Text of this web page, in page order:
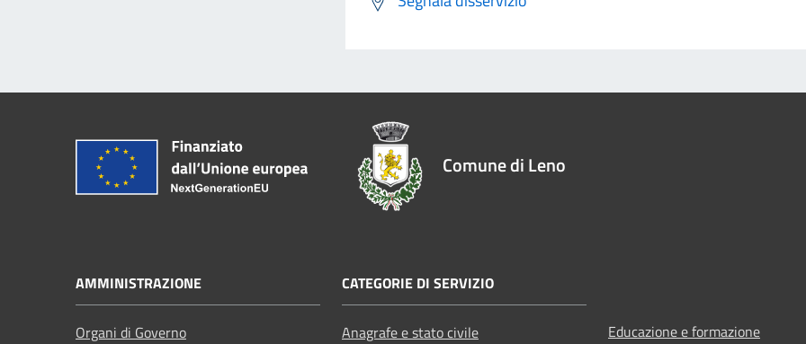
Comune di Leno
AMMINISTRAZIONE
Organi di Governo
CATEGORIE DI SERVIZIO
Anagrafe e stato civile
Educazione e formazione